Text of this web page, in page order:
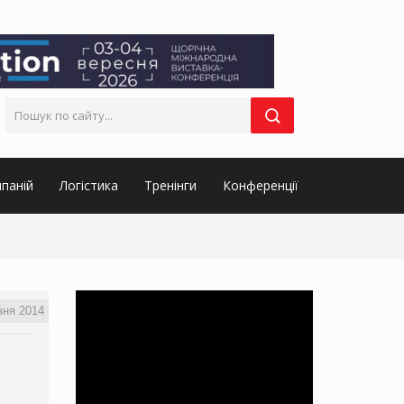
Логістика Тренінги Конференції
2014